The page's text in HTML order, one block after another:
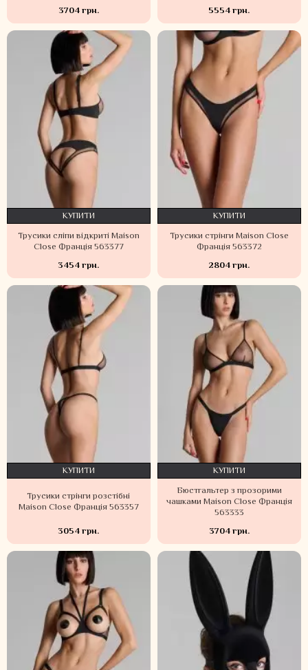
3704 грн.
5554 грн.
Трусики сліпи відкриті Maison
Close Франція 563377
3454 грн.
КУПИТИ
Трусики стрінги Maison Close
Франція 563372
2804 грн.
КУПИТИ
Трусики стрінги розстібні
Maison Close Франція 563357
3054 грн.
КУПИТИ
Бюстгальтер з прозорими
чашками Maison Close Франція
563333
3704 грн.
КУПИТИ